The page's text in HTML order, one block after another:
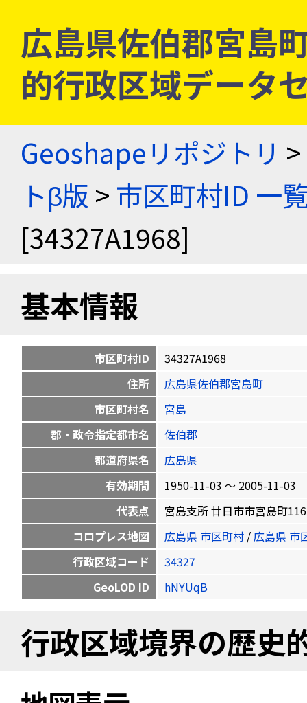
広島県佐伯郡宮島
的行政区域データ
Geoshapeリポジトリ >
トβ版 > 市区町村ID 一
[34327A1968]
基本情報
市区町村ID
34327A1968
住所
広島県佐伯郡宮島町
市区町村名
宮島
郡・政令指定都市名
佐伯郡
都道府県名
広島県
有効期間
1950-11-03 〜 2005-11-03
代表点
宮島支所 廿日市市宮島町
コロプレス地図
広島県 市区町村 /広島県 市
行政区域コード
34327
GeoLOD ID
hNYUqB
行政区域境界の歴史